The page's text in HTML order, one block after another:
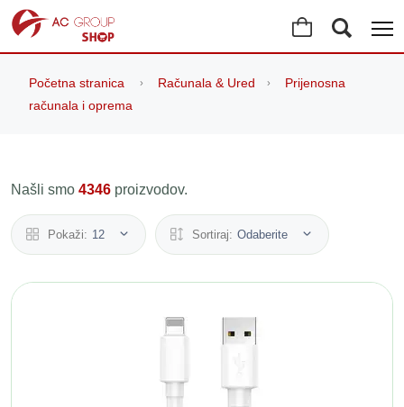
Početna stranica Računala & Ured
Prijenosna
računala i oprema
Našli smo 4346 proizvodov.
Pokaži: 12 Sortiraj: Odaberite